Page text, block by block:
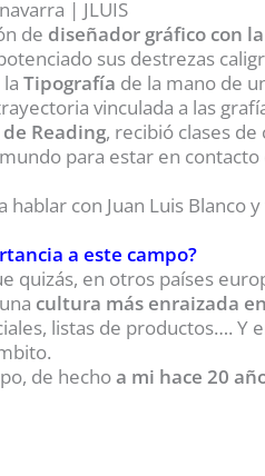
de diseñador gráfico con
sus destrezas
Tipografía de la mano de
vinculada a las
Reading, recibió clases de
para estar en
hablar con Juan Luis Blanco
a este campo?
quizás, en otros países
cultura más enraizada
listas de productos…. Y
de hechoa mi hace 20